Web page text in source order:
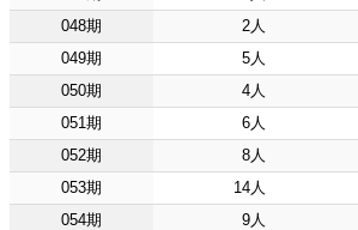
048期
2人
049期
5人
050期
4人
051期
6人
052期
8人
053期
14人
054期
9人